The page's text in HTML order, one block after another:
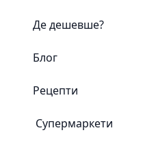
Де дешевше?
Блог
Рецепти
Супермаркети